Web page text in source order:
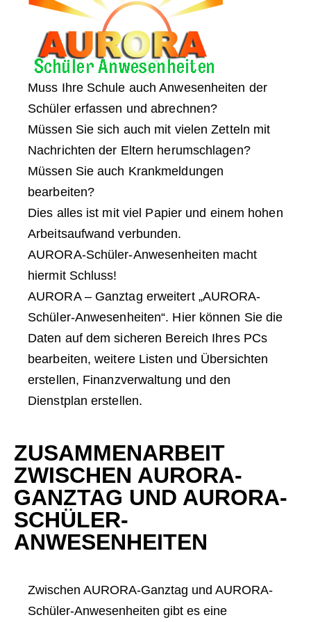
Muss Ihre Schule auch Anwesenheiten der
Schüler erfassen und abrechnen?
Müssen Sie sich auch mit vielen Zetteln mit
Nachrichten der Eltern herumschlagen?
Müssen Sie auch Krankmeldungen
bearbeiten?
Dies alles ist mit viel Papier und einem hohen
Arbeitsaufwand verbunden.
AURORA-Schüler-Anwesenheiten macht
hiermit Schluss!
AURORA – Ganztag erweitert „AURORA-
Schüler-Anwesenheiten“. Hier können Sie die
Daten auf dem sicheren Bereich Ihres PCs
bearbeiten, weitere Listen und Übersichten
erstellen, Finanzverwaltung und den
Dienstplan erstellen.
ZUSAMMENARBEIT
ZWISCHEN AURORA-
GANZTAG UND AURORA-
SCHÜLER-
ANWESENHEITEN
Zwischen AURORA-Ganztag und AURORA-
Schüler-Anwesenheiten gibt es eine